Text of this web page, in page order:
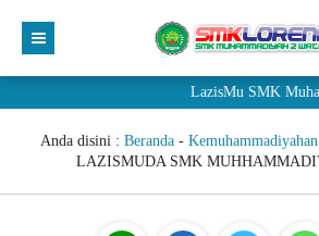
LazisMu SMK
Anda disini : Beranda- Kemuhammadiyahan
LAZISMUDA SMK